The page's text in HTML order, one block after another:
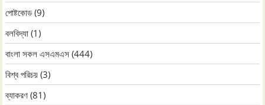
পোষ্টকোড (9)
বলবিদ্যা (1)
বাংলা সকল এসএমএস (444)
বিশ্ব পরিচয় (3)
ব্যাকরণ (81)